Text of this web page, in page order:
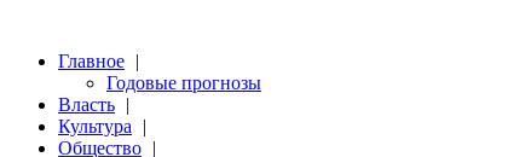
Главное |
Годовые прогнозы
Власть |
Культура
|
Общество |